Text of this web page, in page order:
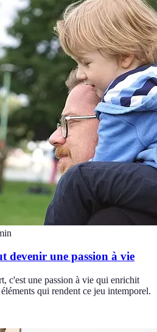
devenir une passion à vie
c'est une passion à vie qui enrichit
qui rendent ce jeu intemporel.